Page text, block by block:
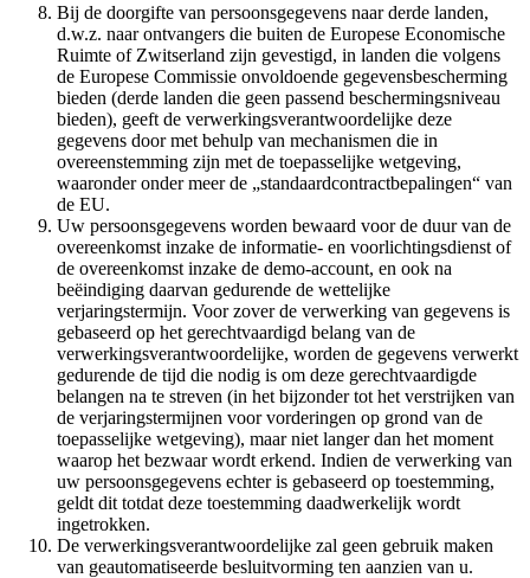
Bij de doorgifte van persoonsgegevens naar derde landen,
d.w.z. naar ontvangers die buiten de Europese Economische
Ruimte of Zwitserland zijn gevestigd, in landen die volgens
de Europese Commissie onvoldoende gegevensbescherming
bieden (derde landen die geen passend beschermingsniveau
bieden), geeft de verwerkingsverantwoordelijke deze
gegevens door met behulp van mechanismen die in
overeenstemming zijn met de toepasselijke wetgeving,
waaronder onder meer de „standaardcontractbepalingen“ van
de EU.
Uw persoonsgegevens worden bewaard voor de duur van de
overeenkomst inzake de informatie- en voorlichtingsdienst of
de overeenkomst inzake de demo-account, en ook na
beëindiging daarvan gedurende de wettelijke
verjaringstermijn. Voor zover de verwerking van gegevens is
gebaseerd op het gerechtvaardigd belang van de
verwerkingsverantwoordelijke, worden de gegevens verwerkt
gedurende de tijd die nodig is om deze gerechtvaardigde
belangen na te streven (in het bijzonder tot het verstrijken van
de verjaringstermijnen voor vorderingen op grond van de
toepasselijke wetgeving), maar niet langer dan het moment
waarop het bezwaar wordt erkend. Indien de verwerking van
uw persoonsgegevens echter is gebaseerd op toestemming,
geldt dit totdat deze toestemming daadwerkelijk wordt
ingetrokken.
De verwerkingsverantwoordelijke zal geen gebruik maken
van geautomatiseerde besluitvorming ten aanzien van u.